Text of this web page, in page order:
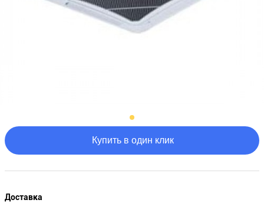
Купить в один клик
Доставка